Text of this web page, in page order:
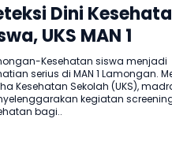
Dini
UKS MAN 1
Adakan
Kesehatan siswa menjadi
serius di MAN 1 Lamongan.
Kesehatan Sekolah (UKS),
kegiatan
bagi..